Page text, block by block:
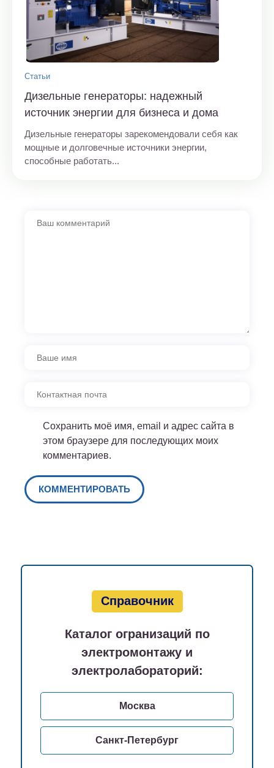
Статьи
Дизельные генераторы: надежный
источник энергии для бизнеса и дома
Дизельные генераторы зарекомендовали себя как
мощные и долговечные источники энергии,
способные работать...
Сохранить моё имя, email и адрес сайта в
этом браузере для последующих моих
комментариев.
Справочник
Каталог огранизаций по
электромонтажу и
электролабораторий:
Москва
Санкт-Петербург